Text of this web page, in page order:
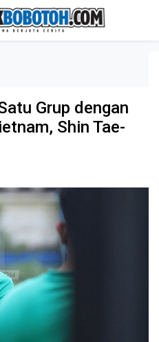
Grup dengan
Shin Tae-